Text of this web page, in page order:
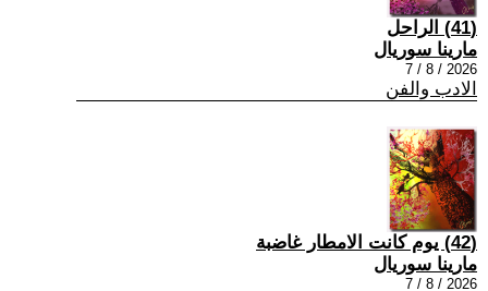
(41) الراحل
مارينا سوريال
2026 / 8 / 7
الادب والفن
(42) يوم كانت الامطار غاضبة
مارينا سوريال
2026 / 8 / 7